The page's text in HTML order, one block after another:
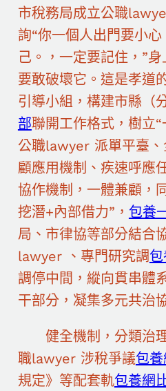
市稅務局成立公職
詢“你一個人出門要小心
己。，一定要記住，”
要敢破壞它。這是孝道
引導小組，構建市縣（
部聯開工作格式，樹立
公職lawyer 派單平臺
顧應用機制、疾速呼應
協作機制，一體兼顧，
挖潛+內部借力”， 包養
局、市律協等部分結合
lawyer 、專門研究調
調停中間，縱向貫串體
干部分，凝集多元共治
健全機制，分類治
職lawyer 涉稅爭議包養
規定》等配套軌包養網